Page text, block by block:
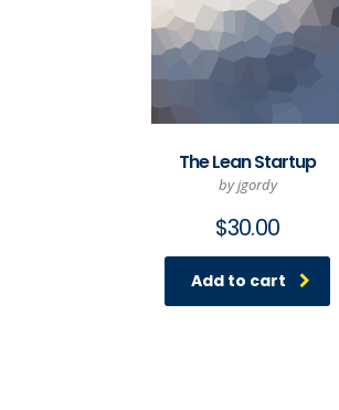
The Lean Startup
by jgordy
$30.00
Add to cart